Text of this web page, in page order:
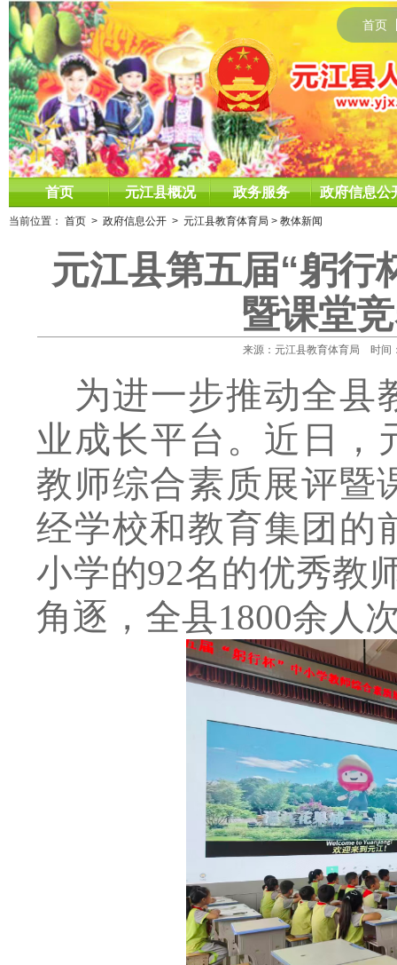
首页
首页 元江县概况 政务服务 政府信息公
当前位置： 首页 > 政府信息公开 > 元江县教育体育局 > 教体新闻
元江县第五届“躬行
暨课堂
来源：元江县教育体育局 时间
为进一步推动全县
业成长平台。 近日，
教师综合素质展评暨
经学校和教育集团的
小学的92名的优秀教
角逐，全县1800余人